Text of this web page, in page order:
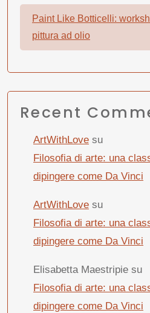
Paint Like Botticelli:
pittura ad olio
Recent
ArtWithLove su
Filosofia di arte: una
dipingere come Da Vinci
ArtWithLove su
Filosofia di arte: una
dipingere come Da Vinci
Elisabetta Maestripie su
Filosofia di arte: una
dipingere come Da Vinci